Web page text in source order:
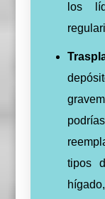
los
tipos